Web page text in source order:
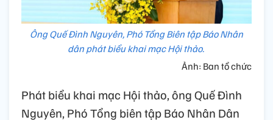
Ông Quế Đình Nguyên, Phó Tổng Biên tập Báo Nhân
dân phát biểu khai mạc Hội thảo.
Ảnh: Ban tổ chức
Phát biểu khai mạc Hội thảo, ông Quế Đình
Nguyên, Phó Tổng biên tập Báo Nhân Dân